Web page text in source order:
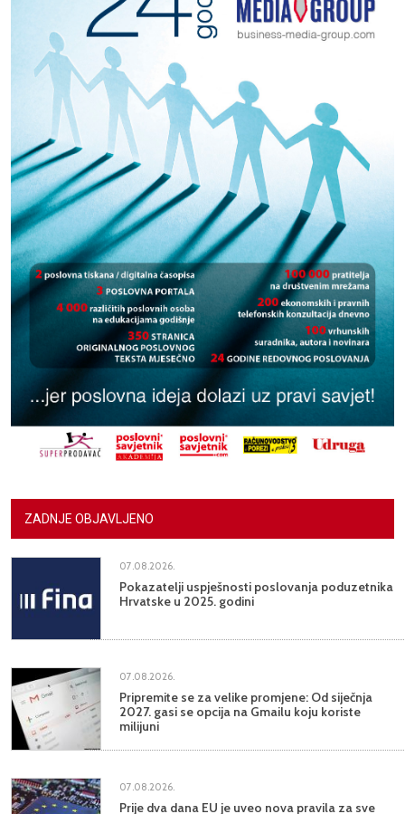
ZADNJE OBJAVLJENO
07.08.2026.
Pokazatelji uspješnosti poslovanja poduzetnika
Hrvatske u 2025. godini
07.08.2026.
Pripremite se za velike promjene: Od siječnja
2027. gasi se opcija na Gmailu koju koriste
milijuni
07.08.2026.
Prije dva dana EU je uveo nova pravila za sve